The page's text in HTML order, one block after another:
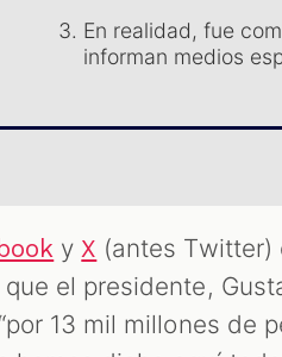
En realidad, fue
informan medios
y X (antes Twitter)
el presidente,
13 mil millones de